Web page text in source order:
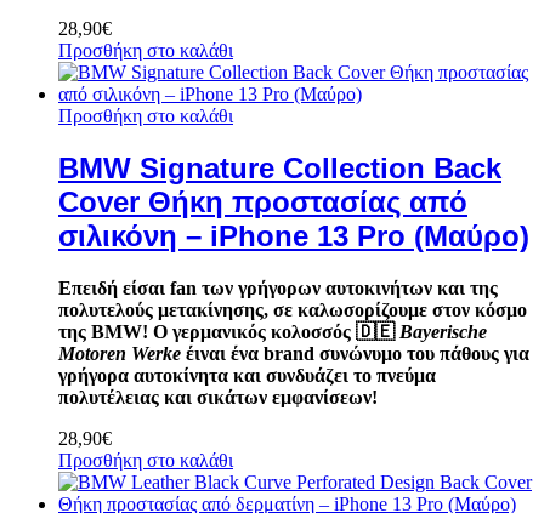
28,90€
Προσθήκη στο καλάθι
Προσθήκη στο καλάθι
BMW Signature Collection Back
Cover Θήκη προστασίας από
σιλικόνη – iPhone 13 Pro (Μαύρο)
Επειδή είσαι fan των γρήγορων αυτοκινήτων και της
πολυτελούς μετακίνησης, σε καλωσορίζουμε στον κόσμο
της BMW! Ο γερμανικός κολοσσός 🇩🇪 Bayerische
Motoren Werke έιναι ένα brand συνώνυμο του πάθους για
γρήγορα αυτοκίνητα και συνδυάζει το πνεύμα
πολυτέλειας και σικάτων εμφανίσεων!
28,90€
Προσθήκη στο καλάθι